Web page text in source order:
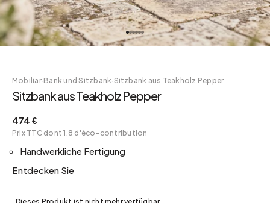
Mobiliar·Bank und Sitzbank·Sitzbank aus Teakholz Pepper
Sitzbank aus Teakholz Pepper
474 €
Prix TTC dont 1.8 d'éco-contribution
Handwerkliche Fertigung
Entdecken Sie